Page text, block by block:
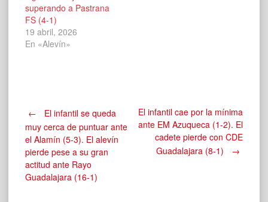
superando a Pastrana
FS (4-1)
19 abril, 2026
En «Alevín»
Navegación
de
entradas
←
El infantil se queda
muy cerca de puntuar ante
el Alamín (5-3). El alevín
pierde pese a su gran
actitud ante Rayo
Guadalajara (16-1)
El infantil cae por la mínima
ante EM Azuqueca (1-2). El
cadete pierde con CDE
Guadalajara (8-1)
→